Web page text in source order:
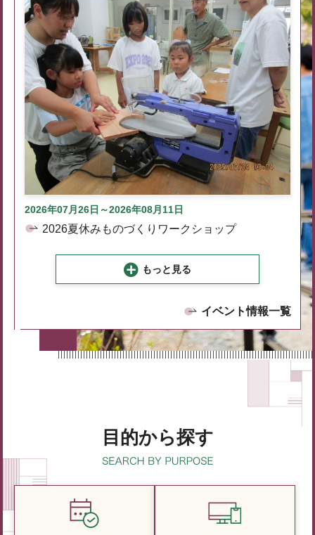
2026年07月26日～2026年08月11日
2026夏休みものづくりワークショップ
もっと見る
イベント情報一覧
目的から探す